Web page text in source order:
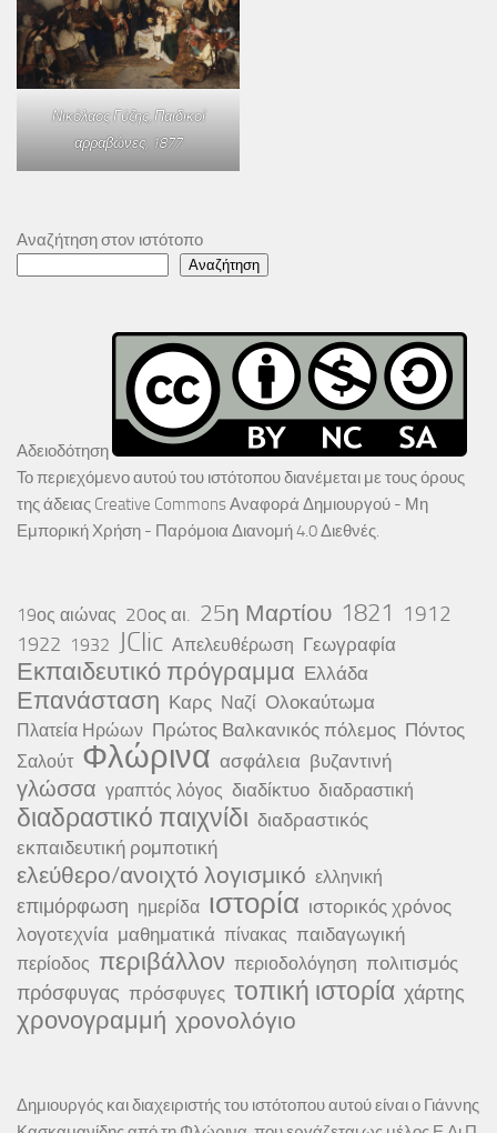
Νικόλαος Γύζης,Παιδικοί
αρραβώνες, 1877
Αναζήτηση στον ιστότοπο
Αναζήτηση
Αδειοδότηση
Το περιεχόμενο αυτού του ιστότοπου διανέμεται με τους όρους
της άδειας Creative Commons Αναφορά Δημιουργού - Μη
Εμπορική Χρήση - Παρόμοια Διανομή 4.0 Διεθνές.
19ος αιώνας 20ος αι. 25η Μαρτίου 1821 1912
1922 1932 JClic Απελευθέρωση Γεωγραφία
Εκπαιδευτικό πρόγραμμα Ελλάδα
Επανάσταση Καρς Ναζί Ολοκαύτωμα
Πλατεία Ηρώων Πρώτος Βαλκανικός πόλεμος Πόντος
Σαλούτ Φλώρινα ασφάλεια βυζαντινή
γλώσσα γραπτός λόγος διαδίκτυο διαδραστική
διαδραστικό παιχνίδι διαδραστικός
εκπαιδευτική ρομποτική
ελεύθερο/ανοιχτό λογισμικό ελληνική
επιμόρφωση ημερίδα ιστορία ιστορικός χρόνος
λογοτεχνία μαθηματικά πίνακας παιδαγωγική
περίοδος περιβάλλον περιοδολόγηση πολιτισμός
πρόσφυγας πρόσφυγες τοπική ιστορία χάρτης
χρονογραμμή χρονολόγιο
Δημιουργός και διαχειριστής του ιστότοπου αυτού είναι ο Γιάννης